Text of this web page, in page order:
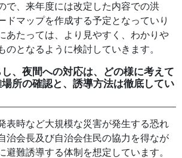
で、来年度には改定した内容での洪
ドマップを作成する予定となっていり
あたっては、より見やすく、わかりや
のとなるように検討していきます。
、夜間への対応は、どの様に考えて
所の確認と、誘導方法は徹底してい
表時など大規模な災害が発生する恐れ
治会長及び自治会住民の協力を得なが
避難誘導する体制を想定しています。